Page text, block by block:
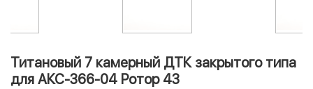
Титановый 7 камерный ДТК закрытого типа
для АКС-366-04 Ротор 43